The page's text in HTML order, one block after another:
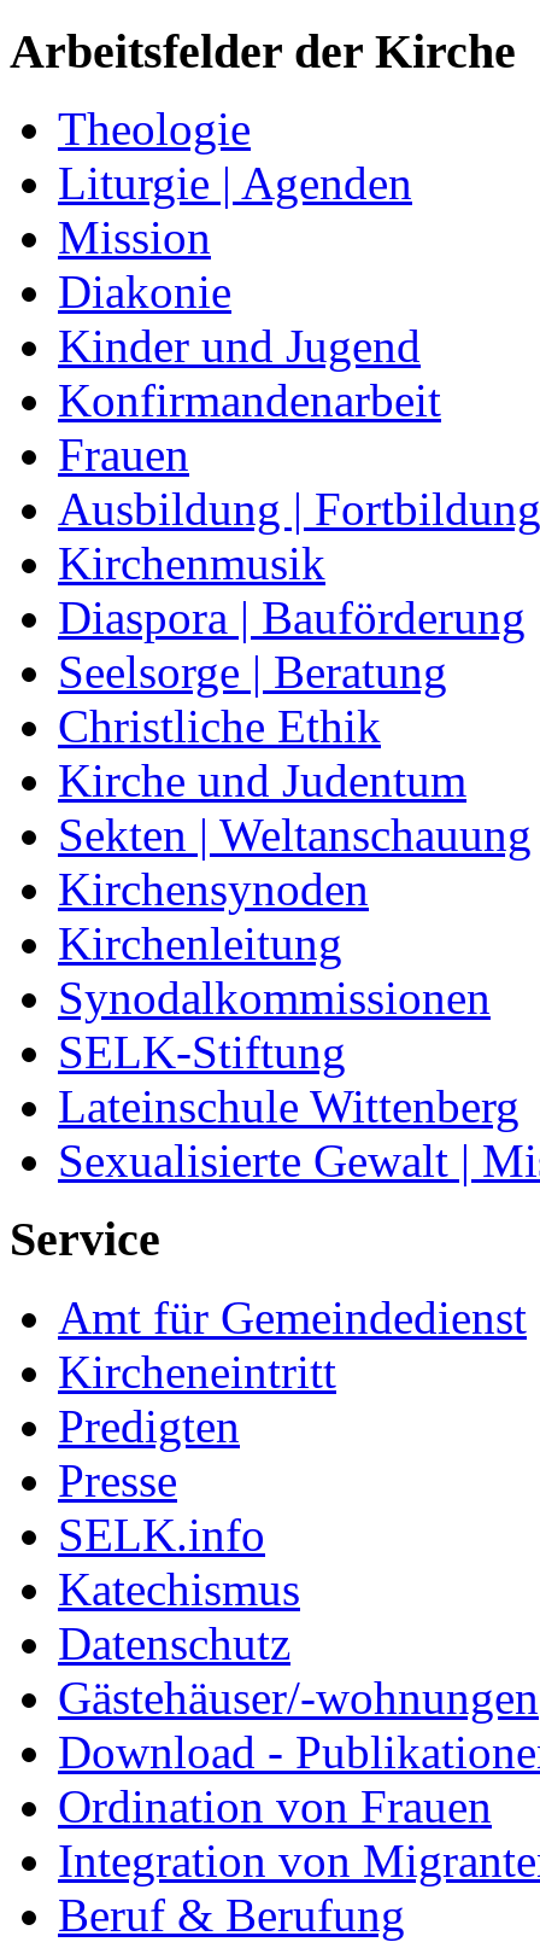
Arbeitsfelder der Kirche
Theologie
Liturgie | Agenden
Mission
Diakonie
Kinder und Jugend
Konfirmandenarbeit
Frauen
Ausbildung | Fortbildung
Kirchenmusik
Diaspora | Bauförderung
Seelsorge | Beratung
Christliche Ethik
Kirche und Judentum
Sekten | Weltanschauung
Kirchensynoden
Kirchenleitung
Synodalkommissionen
SELK-Stiftung
Lateinschule Wittenberg
Sexualisierte Gewalt |
Service
Amt für Gemeindedienst
Kircheneintritt
Predigten
Presse
SELK.info
Katechismus
Datenschutz
Gästehäuser/-wohnungen
Download -
Ordination von Frauen
Integration von
Beruf & Berufung